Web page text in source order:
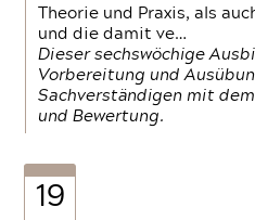
Theorie und Praxis, als
und die damit ve…
Dieser sechswöchige
Vorbereitung und
Sachverständigen mit
und Bewertung.
19